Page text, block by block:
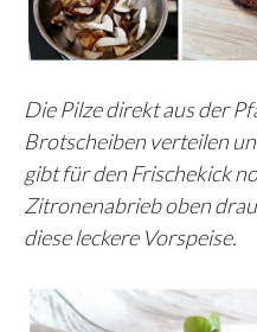
Die Pilze direkt aus der
Brotscheiben verteilen
gibt für den Frischekick
Zitronenabrieb oben
diese leckere Vorspeise.